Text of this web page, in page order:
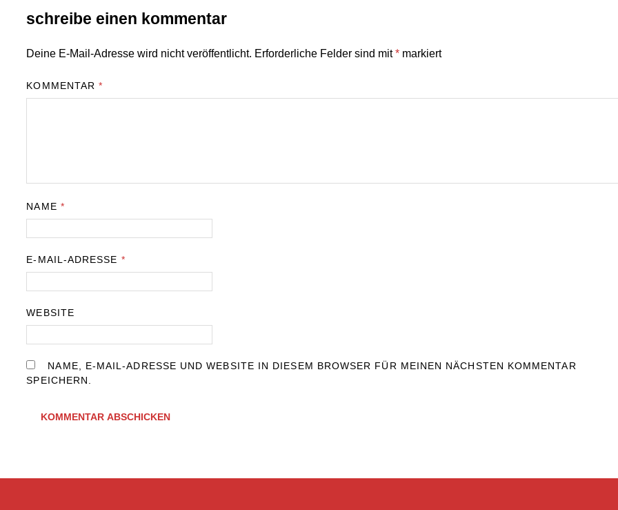
schreibe einen kommentar
Deine E-Mail-Adresse wird nicht veröffentlicht. Erforderliche Felder sind mit* markiert
KOMMENTAR*
NAME *
E-MAIL-ADRESSE *
WEBSITE
NAME, E-MAIL-ADRESSE UND WEBSITE IN DIESEM BROWSER FÜR MEINEN NÄCHSTEN KOMMENTAR
SPEICHERN.